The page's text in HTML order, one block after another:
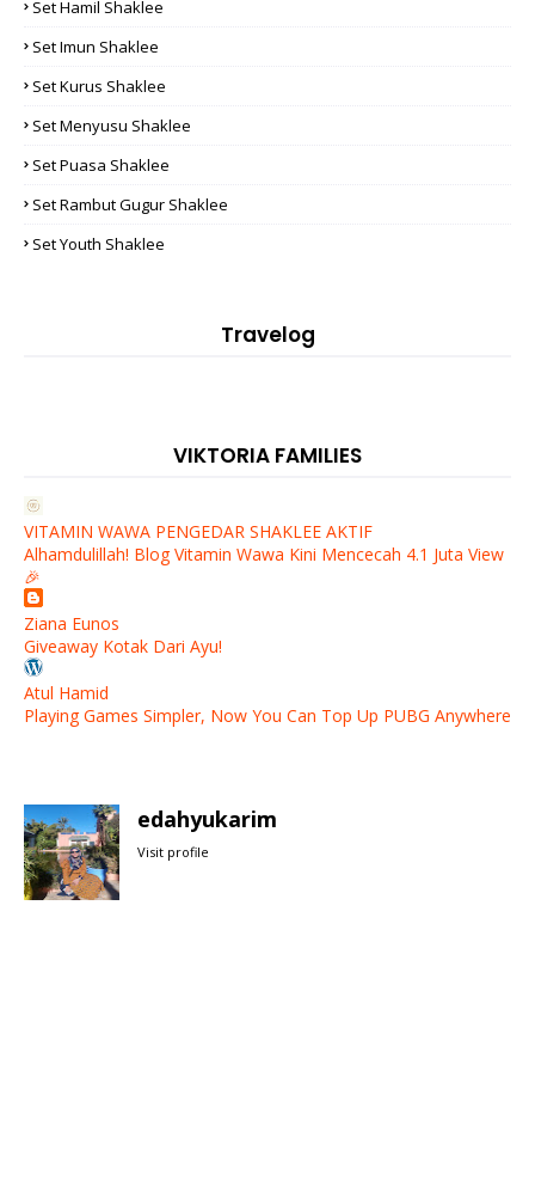
Set Hamil Shaklee
Set Imun Shaklee
Set Kurus Shaklee
Set Menyusu Shaklee
Set Puasa Shaklee
Set Rambut Gugur Shaklee
Set Youth Shaklee
Travelog
VIKTORIA FAMILIES
VITAMIN WAWA PENGEDAR SHAKLEE AKTIF
Alhamdulillah! Blog Vitamin Wawa Kini Mencecah 4.1 Juta View
🎉
Ziana Eunos
Giveaway Kotak Dari Ayu!
Atul Hamid
Playing Games Simpler, Now You Can Top Up PUBG Anywhere
edahyukarim
Visit profile